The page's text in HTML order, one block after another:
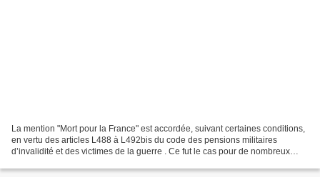
La mention "Mort pour la France" est accordée, suivant certaines conditions,
en vertu des articles L488 à L492bis du code des pensions militaires
d’invalidité et des victimes de la guerre . Ce fut le cas pour de nombreux